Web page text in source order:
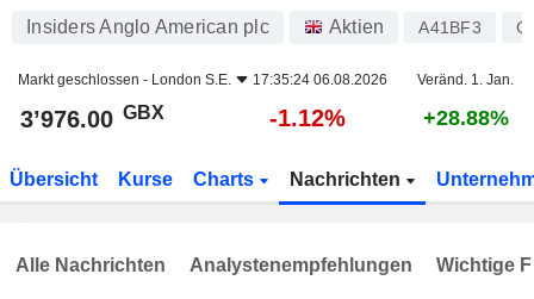
Insiders Anglo American plc Aktien A41BF3
Markt geschlossen - London S.E. 17:35:24 06.08.2026 Veränd. 1. Jan.
3’976.00 GBX -1.12% +28.88%
Übersicht Kurse Charts Nachrichten
Alle Nachrichten Analystenempfehlungen Wichtige